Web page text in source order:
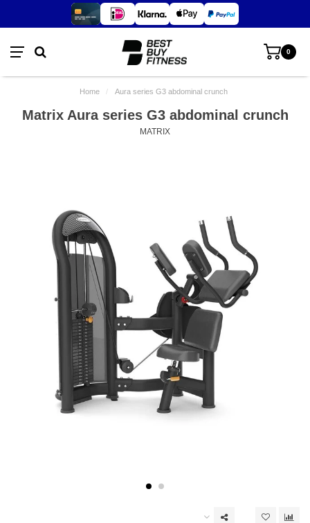
0
Home / Aura series G3 abdominal crunch
Matrix Aura series G3 abdominal crunch
MATRIX